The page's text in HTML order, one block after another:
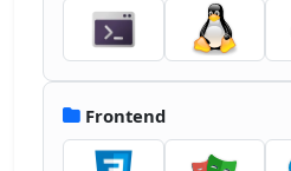
1.292
Frontend